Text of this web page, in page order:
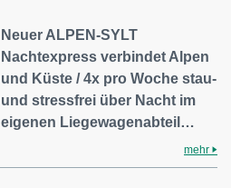
Neuer ALPEN-SYLT
Nachtexpress verbindet Alpen
und Küste / 4x pro Woche stau-
und stressfrei über Nacht im
eigenen Liegewagenabteil…
mehr